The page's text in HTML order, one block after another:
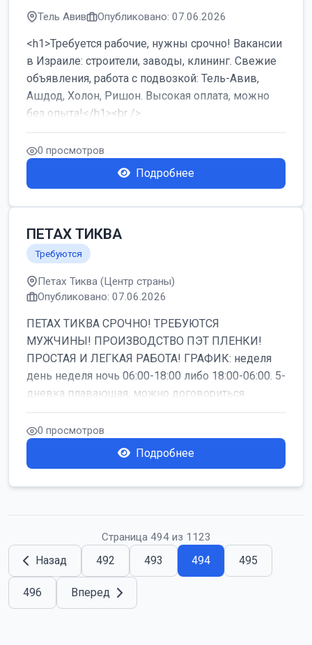
Тель Авив Опубликовано: 07.06.2026
<h1>Требуется рабочие, нужны срочно! Вакансии
в Израиле: строители, заводы, клининг. Свежие
объявления, работа с подвозкой: Тель-Авив,
Ашдод, Холон, Ришон. Высокая оплата, можно
без опыта!</h1><br />
...
0 просмотров
Подробнее
ПЕТАХ ТИКВА
Требуются
Петах Тиква (Центр страны)
Опубликовано: 07.06.2026
ПЕТАХ ТИКВА СРОЧНО! ТРЕБУЮТСЯ
МУЖЧИНЫ! ПРОИЗВОДСТВО ПЭТ ПЛЕНКИ!
ПРОСТАЯ И ЛЕГКАЯ РАБОТА! ГРАФИК: неделя
день неделя ночь 06:00-18:00 либо 18:00-06:00. 5-
дневка плавающая, можно договориться
работать б...
0 просмотров
Подробнее
Страница 494 из 1123
Назад 492 493 494 495
496 Вперед